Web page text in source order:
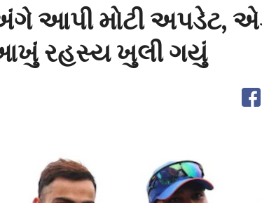
આપી મોટી અપડેટ,
રહસ્ય ખુલી ગયું